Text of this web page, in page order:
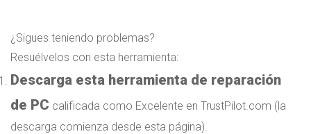
¿Sigues teniendo problemas?
Resuélvelos con esta herramienta:
Descarga esta herramienta de reparación
de PC calificada como Excelente en TrustPilot.com (la
descarga comienza desde esta página).